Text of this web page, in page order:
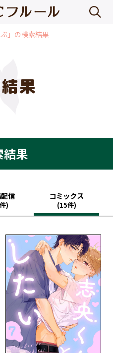
ぶ」の検索結果
結果
結果
信
)
コミックス
(15件)